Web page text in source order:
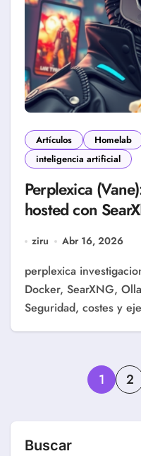
Artículos Homelab
inteligencia artificial
Perplexica
hosted con
ziru Abr 16, 2026
perplexica investigacion ia self hosted con Vane:
Docker, SearXNG,
Seguridad, costes y
de
1 2
Buscar